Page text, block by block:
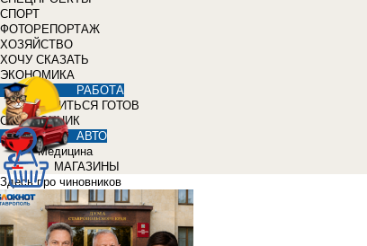
СПОРТ
ФОТОРЕПОРТАЖ
ХОЗЯЙСТВО
ХОЧУ СКАЗАТЬ
ЭКОНОМИКА
РАБОТА
УЧИТЬСЯ ГОТОВ
СПРАВОЧНИК
АВТО
Медицина
МАГАЗИНЫ
Здесь про чиновников